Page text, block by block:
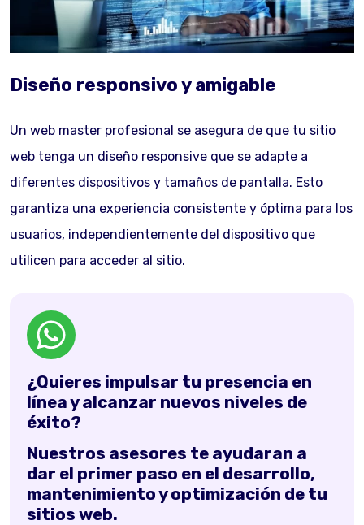
Diseño responsivo y amigable
Un web master profesional se asegura de que tu sitio
web tenga un diseño responsive que se adapte a
diferentes dispositivos y tamaños de pantalla. Esto
garantiza una experiencia consistente y óptima para los
usuarios, independientemente del dispositivo que
utilicen para acceder al sitio.
¿Quieres impulsar tu presencia en
línea y alcanzar nuevos niveles de
éxito?
Nuestros asesores te ayudaran a
dar el primer paso en el desarrollo,
mantenimiento y optimización de tu
sitios web.